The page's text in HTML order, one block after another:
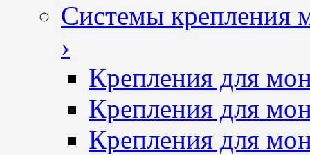
Системы крепления
›
Крепления для
Крепления для
Крепления для